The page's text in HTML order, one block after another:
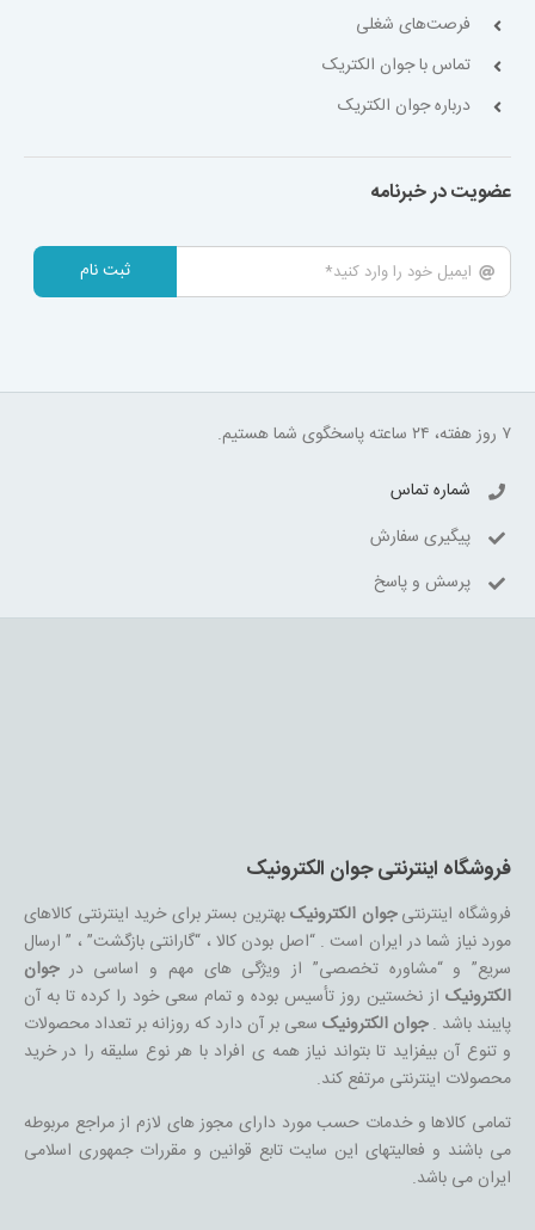
فرصت‌های شغلی
تماس با جوان الکتریک
درباره جوان الکتریک
عضویت در خبرنامه
ثبت نام
۷ روز هفته، ۲۴ ساعته پاسخگوی شما هستیم.
شماره تماس
پیگیری سفارش
پرسش و پاسخ
فروشگاه اینترنتی جوان الکترونیک
فروشگاه اینترنتیجوان الکترونیکبهترین بستر برای خرید اینترنتی کالاهای
مورد نیاز شما در ایران است . “اصل بودن کالا ، “گارانتی بازگشت” ، ” ارسال
سریع” و “مشاوره تخصصی” از ویژگی های مهم و اساسی درجوان
الکترونیکاز نخستین روز تأسیس بوده و تمام سعی خود را کرده تا به آن
پایبند باشد .جوان الکترونیکسعی بر آن دارد که روزانه بر تعداد محصولات
و تنوع آن بیفزاید تا بتواند نیاز همه ی افراد با هر نوع سلیقه را در خرید
محصولات اینترنتی مرتفع کند.
تمامی کالاها و خدمات حسب مورد دارای مجوز های لازم از مراجع مربوطه
می باشند و فعالیتهای این سایت تابع قوانین و مقررات جمهوری اسلامی
ایران می باشد.